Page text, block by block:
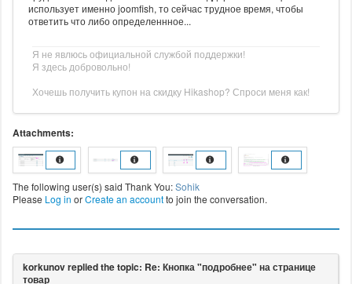
использует именно joomfish, то сейчас трудное время, чтобы
ответить что либо определеннное...
Я не явлюсь официальной службой поддержки!
Я здесь добровольно!
Хочешь получить купон на скидку Hikashop? Спроси меня как!
Attachments:
The following user(s) said Thank You:Sohik
Please Log in orCreate an accountto join the conversation.